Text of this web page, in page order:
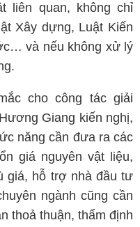
liên quan, không chỉ
Xây dựng, Luật Kiến
và nếu không xử lý
cho công tác giải
Giang kiến nghị,
năng cần đưa ra các
giá nguyên vật liệu,
giá, hỗ trợ nhà đầu tư
ngành cũng cần
thoả thuận, thẩm định